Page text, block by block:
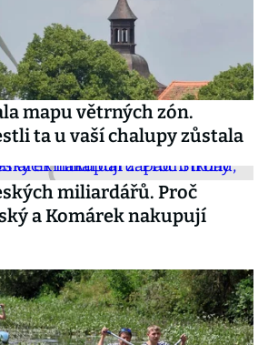
mapu větrných zón.
ta u vaší chalupy zůstala
miliardářů. Proč
a Komárek nakupují